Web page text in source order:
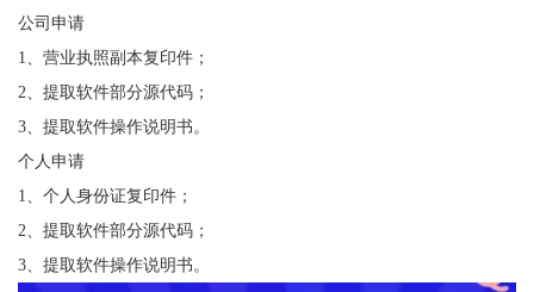
公司申请
1、营业执照副本复印件；
2、提取软件部分源代码；
3、提取软件操作说明书。
个人申请
1、个人身份证复印件；
2、提取软件部分源代码；
3、提取软件操作说明书。